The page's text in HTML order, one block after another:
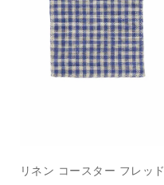
リネン コースター フレッド